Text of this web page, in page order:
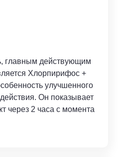
главным действующим
Хлорпирифос +
улучшенного
Он показывает
через 2 часа с момента